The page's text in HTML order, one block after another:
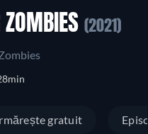
ZOMBIES (2021)
gratuit